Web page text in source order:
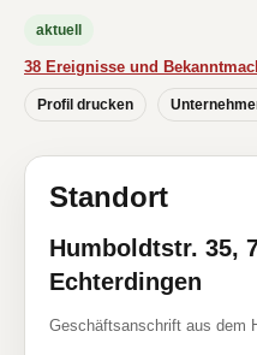
aktuell
38 Ereignisse und
Profil drucken
Standort
Humboldtstr. 35,
Echterdingen
Geschäftsanschrift aus dem